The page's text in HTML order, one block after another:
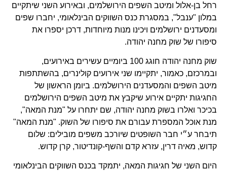
רחל בן-אלול ומיטב השפים הירושלמים, ובאירוע השני שיתקיים
במלון "ענבל", במסגרת כנס השווקים הבינלאומי, יחברו שפים
ומסעדנים ירושלמים ויכינו מנות מיוחדות, דרכן יספרו את
סיפורו של שוק מחנה יהודה.
שוק מחנה יהודה חוגג 100 ביומיים עשירים באירועים,
ובמרכזם, כאמור, יתקיימו שני אירועים קולינרים, בהשתתפות
מיטב השפים והמסעדנים הירושלמים. ביומן הראשון של
החגיגות יתקיים אירוע שיקבץ את מיטב השפים הירושלמים
בכיכר ואלרו בשוק מחנה יהודה, שם יתחרו על "מנת המאה",
מנת אוכל המספרת עבורם את סיפורו של השוק. "מנת המאה"
תיבחר ע״י חבר השופטים שיורכב משפים מובילים: שלום
קדוש, מאיה דרין, עזרא קדם והשף-קונדיטור, קרן קדוש.
היום השני של חגיגות המאה, יתמקד בכנס השווקים הבינלאומי